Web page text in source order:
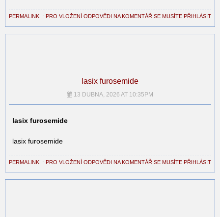
PERMALINK ⋅ PRO VLOŽENÍ ODPOVĚDI NA KOMENTÁŘ SE MUSÍTE PŘIHLÁSIT
lasix furosemide
13 DUBNA, 2026 AT 10:35PM
lasix furosemide
lasix furosemide
PERMALINK ⋅ PRO VLOŽENÍ ODPOVĚDI NA KOMENTÁŘ SE MUSÍTE PŘIHLÁSIT